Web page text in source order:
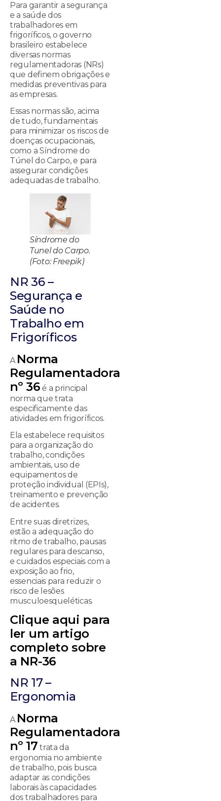
Para garantir a segurança
e a saúde dos
trabalhadores em
frigoríficos, o governo
brasileiro estabelece
diversas normas
regulamentadoras (NRs)
que definem obrigações e
medidas preventivas para
as empresas.
Essas normas são, acima
de tudo, fundamentais
para minimizar os riscos de
doenças ocupacionais,
como a Síndrome do
Túnel do Carpo, e para
assegurar condições
adequadas de trabalho.
Síndrome do
Tunel do Carpo.
(Foto: Freepik)
NR 36 –
Segurança e
Saúde no
Trabalho em
Frigoríficos
A Norma
Regulamentadora
nº 36 é a principal
norma que trata
especificamente das
atividades em frigoríficos.
Ela estabelece requisitos
para a organização do
trabalho, condições
ambientais, uso de
equipamentos de
proteção individual (EPIs),
treinamento e prevenção
de acidentes.
Entre suas diretrizes,
estão a adequação do
ritmo de trabalho, pausas
regulares para descanso,
e cuidados especiais com a
exposição ao frio,
essenciais para reduzir o
risco de lesões
musculoesqueléticas.
Clique aqui para
ler um artigo
completo sobre
a NR-36
NR 17 –
Ergonomia
A Norma
Regulamentadora
nº 17 trata da
ergonomia no ambiente
de trabalho, pois busca
adaptar as condições
laborais às capacidades
dos trabalhadores para